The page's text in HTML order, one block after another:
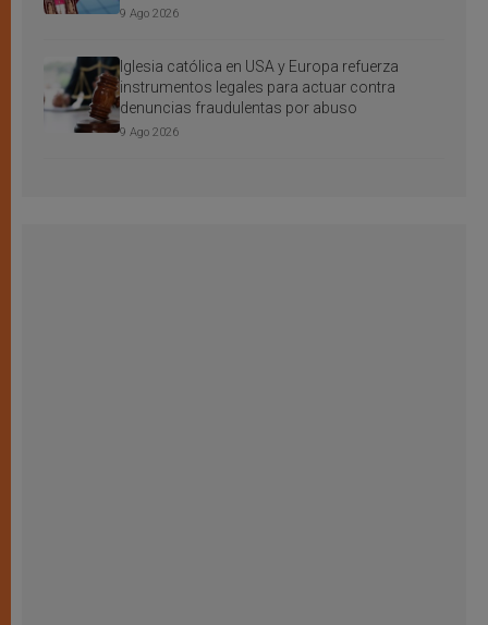
9 Ago 2026
Iglesia católica en USA y Europa refuerza
instrumentos legales para actuar contra
denuncias fraudulentas por abuso
9 Ago 2026